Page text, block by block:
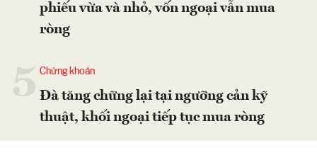
phiếu vừa và nhỏ, vốn ngoại vẫn mua
ròng
Chứng khoán
Đà tăng chững lại tại ngưỡng cản kỹ
thuật, khối ngoại tiếp tục mua ròng